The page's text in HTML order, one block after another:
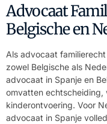
Advocaat
Belgische en
Als advocaat
zowel Belgische als
advocaat in Spanje en
omvatten echtscheiding,
kinderontvoering. Voor
advocaat in Spanje